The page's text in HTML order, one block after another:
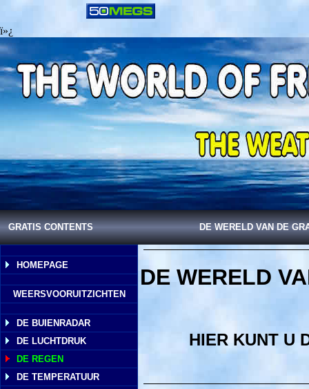
ï»¿
GRATIS CONTENTS DE WERELD VAN DE
HOMEPAGE
WEERSVOORUITZICHTEN
DE BUIENRADAR
DE LUCHTDRUK
DE REGEN
DE TEMPERATUUR
DE WERELD
HIER KUNT U